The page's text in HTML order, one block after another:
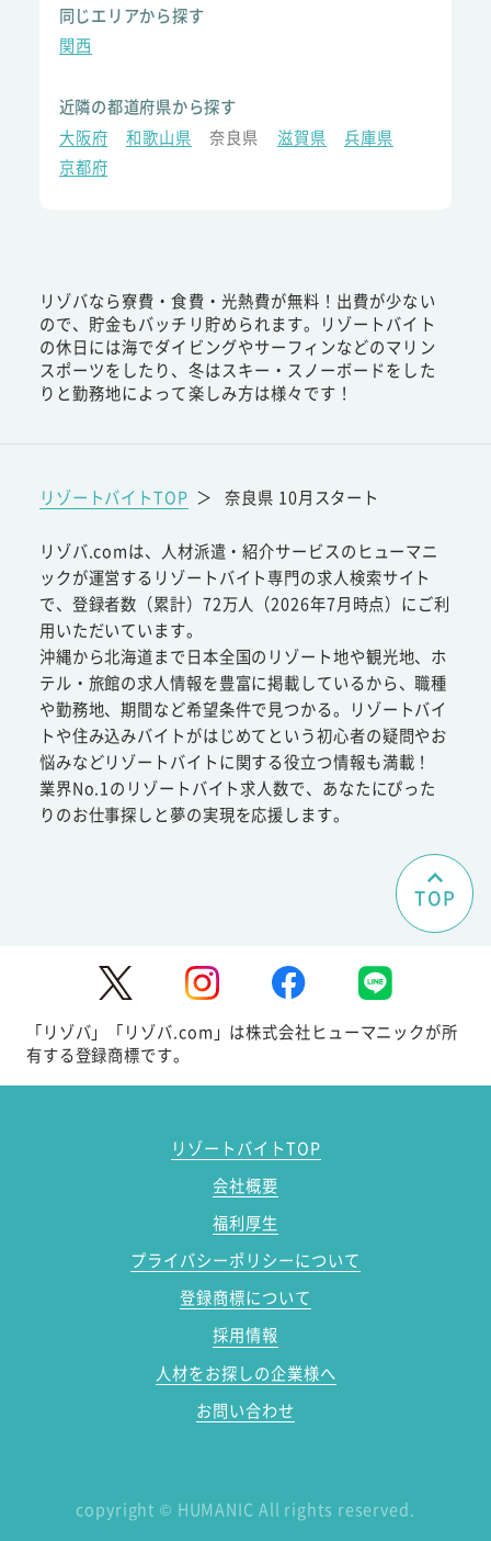
同じエリアから探す
関西
近隣の都道府県から探す
大阪府
和歌山県 奈良県 滋賀県
兵庫県
京都府
リゾバなら寮費・食費・光熱費が無料！出費が少ない
ので、貯金もバッチリ貯められます。リゾートバイト
の休日には海でダイビングやサーフィンなどのマリン
スポーツをしたり、冬はスキー・スノーボードをした
りと勤務地によって楽しみ方は様々です！
リゾートバイトTOP ＞ 奈良県 10月スタート
リゾバ.comは、人材派遣・紹介サービスのヒューマニ
ックが運営するリゾートバイト専門の求人検索サイト
で、登録者数（累計）72万人（2026年7月時点）にご利
用いただいています。
沖縄から北海道まで日本全国のリゾート地や観光地、ホ
テル・旅館の求人情報を豊富に掲載しているから、職種
や勤務地、期間など希望条件で見つかる。リゾートバイ
トや住み込みバイトがはじめてという初心者の疑問やお
悩みなどリゾートバイトに関する役立つ情報も満載！
業界No.1のリゾートバイト求人数で、あなたにぴった
りのお仕事探しと夢の実現を応援します。
TOP
「リゾバ」「リゾバ.com」は株式会社ヒューマニックが所
有する登録商標です。
リゾートバイトTOP
会社概要
福利厚生
プライバシーポリシーについて
登録商標について
採用情報
人材をお探しの企業様へ
お問い合わせ
copyright © HUMANIC All rights reserved.